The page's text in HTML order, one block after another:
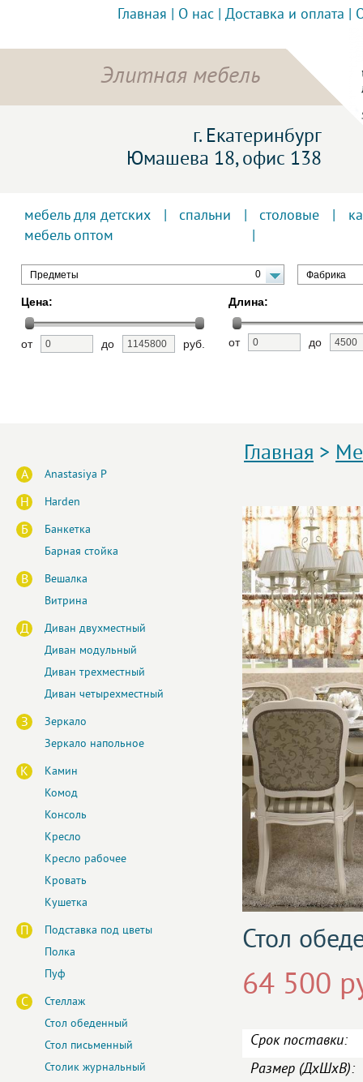
Главная О нас Доставка и оплата
Элитная мебель
г. Екатеринбург
Юмашева 18, офис 138
мебель для детских спальни столовые
мебель оптом
Предметы 0 Фабрика
Цена:
от до руб.
Длина:
от до
A Anastasiya P
H Harden
Б
Банкетка
Барная стойка
В
Вешалка
Витрина
Д
Диван двухместный
Диван модульный
Диван трехместный
Диван четырехместный
З
Зеркало
Зеркало напольное
К
Камин
Комод
Консоль
Кресло
Кресло рабочее
Кровать
Кушетка
П
Подставка под цветы
Полка
Пуф
С
Стеллаж
Стол обеденный
Стол письменный
Столик журнальный
Главная >
Стол
64 500
Срок поставки:
Размер (ДxШxВ):